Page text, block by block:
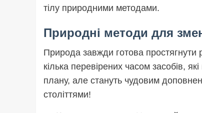
тілу природними методами.
Природні методи для
Природа завжди готова простягнути
кілька перевірених часом засобів,
плану, але стануть чудовим
століттями!